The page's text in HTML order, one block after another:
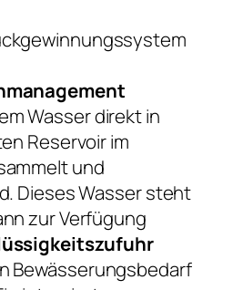
Wasser direkt in
Reservoir im
und
Dieses Wasser steht
zur Verfügung
Bewässerungsbedarf